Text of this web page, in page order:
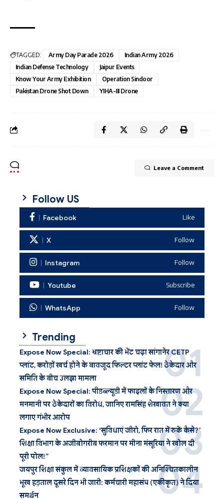
TAGGED: Army Day Parade 2026
Indian Army 2026
Indian Defense Technology
Jaipur Events
Know Your Army Exhibition
Operation Sindoor
Pakistan Drone Shot Down
YIHA-III Drone
Leave a Comment
Follow US
Facebook Like
X Follow
Instagram Follow
Youtube Subscribe
WhatsApp Follow
Trending
Expose Now Special: भ्रष्टाचार की भेंट चढ़ा सांगानेर CETP
प्लांट, करोड़ों खर्च होने के बावजूद फिल्टर प्लांट फेल! ठेकेदार और
समिति के बीच उलझा मामला
Expose Now Special: पीडब्ल्यूडी में फाइलों के निस्तारण और
मनमानी पर ठेकेदारों का विरोध, जानिए रामसिंह शेखावत ने क्या
लगाए गंभीर आरोप
Expose Now Exclusive: ‘सुविधाएं जीरो, फिर रात में रुकें कैसे?’
शिक्षा विभाग के अजीबोगरीब फरमान पर मीना मंसूरिया ने खोल दी
पूरी पोल!”
जयपुर शिक्षा संकुल में व्यावसायिक प्रशिक्षकों की अनिश्चितकालीन
भूख हड़ताल दूसरे दिन भी जारी: कर्मचारी महासंघ (एकीकृत) ने दिया
समर्थन